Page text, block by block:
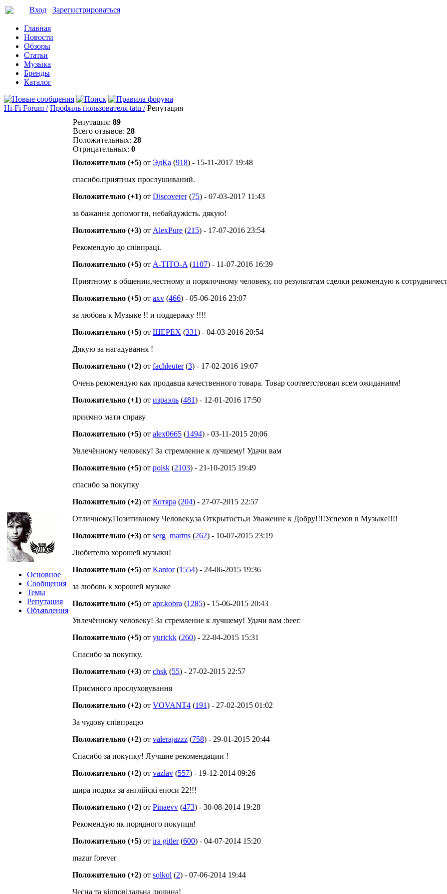
Вход Зарегистрироваться
Главная
Новости
Обзоры
Статьи
Музыка
Бренды
Каталог
Hi-Fi Forum / Профиль пользователя tatu / Репутация
Основное
Сообщения
Темы
Репутация
Объявления
Репутация: 89
Всего отзывов: 28
Положительных: 28
Отрицательных: 0
Положительно (+5) от ЭдКа (918) - 15-11-2017 19:48
спасибо.приятных прослушиваний.
Положительно (+1) от Discoverer(75) - 07-03-2017 11:43
за бажання допомогти, небайдужість. дякую!
Положительно (+3) от AlexPure (215) - 17-07-2016 23:54
Рекомендую до співпраці.
Положительно (+5) от A-TITO-A (1107) - 11-07-2016 16:39
Приятному в общении,честному и порялочному человеку, по результатам сделки рекомендую к
Положительно (+5) от axv (466) - 05-06-2016 23:07
за любовь к Музыке !! и поддержку !!!!
Положительно (+5) от ШЕРЕХ (331) - 04-03-2016 20:54
Дякую за нагадування !
Положительно (+2) от fachleuter(3) - 17-02-2016 19:07
Очень рекомендую как продавца качественного товара. Товар соответствовал всем ожиданиям!
Положительно (+1) от израэль (481) - 12-01-2016 17:50
приємно мати справу
Положительно (+5) от alex0665 (1494) - 03-11-2015 20:06
Увлечённому человеку! За стремление к лучшему! Удачи вам
Положительно (+5) от poisk (2103) - 21-10-2015 19:49
спасибо за покупку
Положительно (+2) от Котяра (204) - 27-07-2015 22:57
Отличному,Позитивному Человеку,за Открытость,и Уважение к Добру!!!!Успехов в Музыке!!!!
Положительно (+3) от serg_marms (262) - 10-07-2015 23:19
Любителю хорошей музыки!
Положительно (+5) от Kantor(1554) - 24-06-2015 19:36
за любовь к хорошей музыке
Положительно (+5) от apr.kobra (1285) - 15-06-2015 20:43
Увлечённому человеку! За стремление к лучшему! Удачи вам :beer:
Положительно (+5) от yurickk (260) - 22-04-2015 15:31
Спасибо за покупку.
Положительно (+3) от chsk (55) - 27-02-2015 22:57
Приємного прослуховування
Положительно (+2) от VOVANT4 (191) - 27-02-2015 01:02
За чудову співпрацю
Положительно (+2) от valerajazzz (758) - 29-01-2015 20:44
Спасибо за покупку! Лучшие рекомендации !
Положительно (+2) от vazlav (557) - 19-12-2014 09:26
щира подяка за англійскі епоси 22!!!
Положительно (+2) от Pinaevv (473) - 30-08-2014 19:28
Рекомендую як порядного покупця!
Положительно (+5) от ira gitler(600) - 04-07-2014 15:20
mazur forever
Положительно (+2) от solkol (2) - 07-06-2014 19:44
Чесна та відповідальна людина!